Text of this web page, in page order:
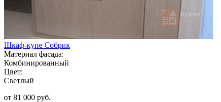
Шкаф-купе Собрик
Материал фасада:
Комбинированный
Цвет:
Светлый
от 81 000 руб.